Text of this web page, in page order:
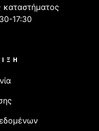
καταστήματος
17:30